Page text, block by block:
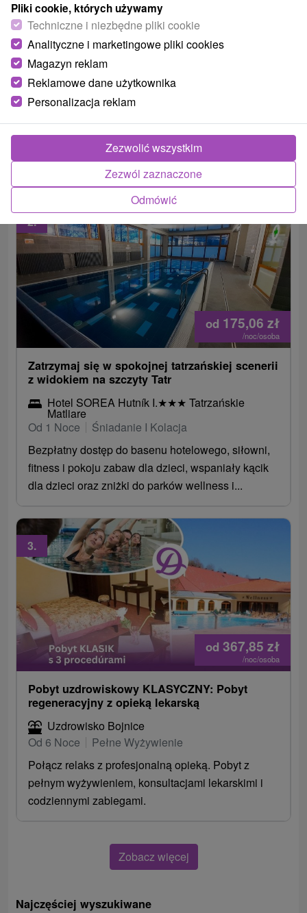
Urlop w nowych apartamentach w bliskiej
odległości od całorocznego Spa & Aquaparku
Uzdrowisko Turczańskie Teplice
Od 1 Noce
Śniadanie, Śniadanie I Kolacja
Wybierz pobyt rodzinny, relaksacyjny lub wellness
w apartamencie z zabiegami i bezpłatnym
wstępem na basen olimpijski lub do aquaparku.
od 175,06 zł
/noc/osoba
2.
Zatrzymaj się w spokojnej tatrzańskiej scenerii
z widokiem na szczyty Tatr
Hotel SOREA Hutník I.★★★ Tatrzańskie
Matliare
Od 1 Noce
Śniadanie I Kolacja
Bezpłatny dostęp do basenu hotelowego, siłowni,
fitness i pokoju zabaw dla dzieci, wspaniały kącik
dla dzieci oraz zniżki do parków wellness i...
od 367,85 zł
/noc/osoba
3.
Pobyt uzdrowiskowy KLASYCZNY: Pobyt
regeneracyjny z opieką lekarską
Uzdrowisko Bojnice
Od 6 Noce
Pełne Wyżywienie
Połącz relaks z profesjonalną opieką. Pobyt z
pełnym wyżywieniem, konsultacjami lekarskimi i
codziennymi zabiegami.
Zobacz więcej
Najczęściej wyszukiwane
Pliki cookie, których używamy
Techniczne i niezbędne pliki cookie
Analityczne i marketingowe pliki cookies
Magazyn reklam
Reklamowe dane użytkownika
Personalizacja reklam
Odmówić
Zezwól zaznaczone
Zezwolić wszystkim